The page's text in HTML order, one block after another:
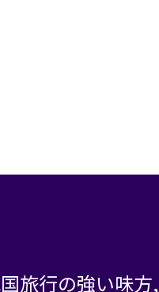
旅行の強い味方,